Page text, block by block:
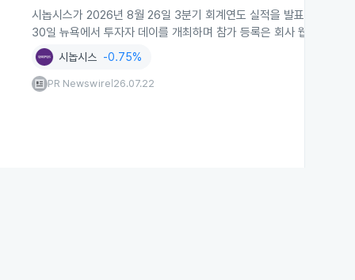
시놉시스가 2026년 8월 26일 3분기 회계연도 실적을 발표하고 같
30일 뉴욕에서 투자자 데이를 개최하며 참가 등록은 회사 웹사이트에
시놉시스 -0.75%
PR Newswire 26.07.22